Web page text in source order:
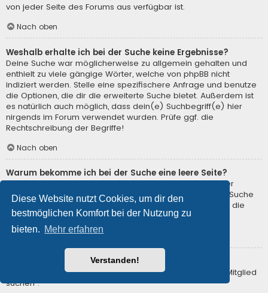
Diese Website nutzt Cookies, um dir den
bestmöglichen Komfort bei der Nutzung zu
bieten. Mehr erfahren
Verstanden!
von jeder Seite des Forums aus verfügbar ist.
Nach oben
Weshalb erhalte ich bei der Suche keine Ergebnisse?
Deine Suche war möglicherweise zu allgemein gehalten und
enthielt zu viele gängige Wörter, welche von phpBB nicht
indiziert werden. Stelle eine spezifischere Anfrage und benutze
die Optionen, die dir die erweiterte Suche bietet. Außerdem ist
es natürlich auch möglich, dass dein(e) Suchbegriff(e) hier
nirgends im Forum verwendet wurden. Prüfe ggf. die
Rechtschreibung der Begriffe!
Nach oben
Warum bekomme ich bei der Suche eine leere Seite?
Deine Suche lieferte zu viele Ergebnisse, somit konnte der
Webserver sie nicht verarbeiten. Benutze die erweiterte Suche
und gib spezifischere Suchbegriffe ein oder beschränke die
Suche auf verschiedene Unterforen.
Nach oben
Wie kann ich nach Mitgliedern suchen?
Gehe zur „Mitglieder“-Seite und klicke auf „Nach einem Mitglied
suchen“.